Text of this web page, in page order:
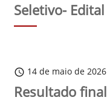
Seletivo-
schedule 14 de maio de 2026
Resultado